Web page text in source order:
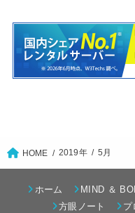
HOME 2019年 5月
ホーム
MIND ＆
方眼ノート
プ